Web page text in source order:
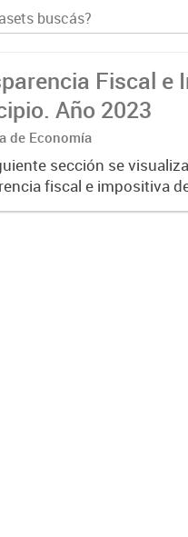
Fiscal e
Año 2023
de Economía
sección se
fiscal e impositiva